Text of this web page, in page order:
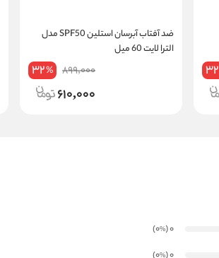
32
ضد آفتاب آبرسان استلین SPF50 مدل
الترا لایت 60 میل
899,000
32%
610,000
0
(0
%
)
%